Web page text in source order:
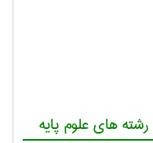
های علوم پایه